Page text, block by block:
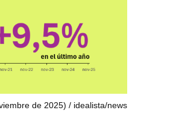
de 2025) idealista/news